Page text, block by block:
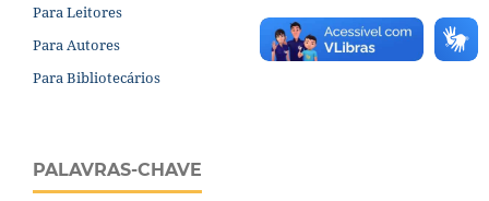
Para Leitores
Para Autores
Para Bibliotecários
PALAVRAS-CHAVE